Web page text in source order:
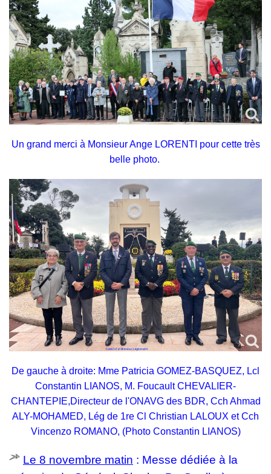
Un grand merci à Monsieur Ange LORENTI pour cette très
belle photo.
De gauche à droite: Mme Patricia GOMEZ-BASQUEZ, Lcl
Constantin LIANOS, M. Foucault CHEVALIER-
CHANTEPIE,Directeur de l'ONAVG des BDR, Cch Ahmad
ALY-MOHAMED, Lég de 1re Cl Christian LALOUX et Cch
Vincenzo ROMANO, (Photo Constantin LIANOS)
Le 8 novembre matin : Messe dédiée à la